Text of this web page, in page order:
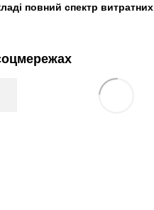
повний спектр витратних